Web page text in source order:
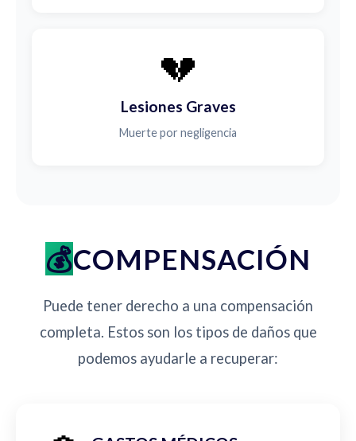
💔
Lesiones Graves
Muerte por negligencia
COMPENSACIÓN
Puede tener derecho a una compensación
completa. Estos son los tipos de daños que
podemos ayudarle a recuperar: